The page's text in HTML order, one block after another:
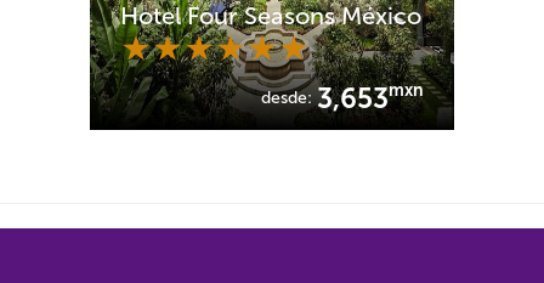
Hotel Four Seasons México
desde: 3,653mxn